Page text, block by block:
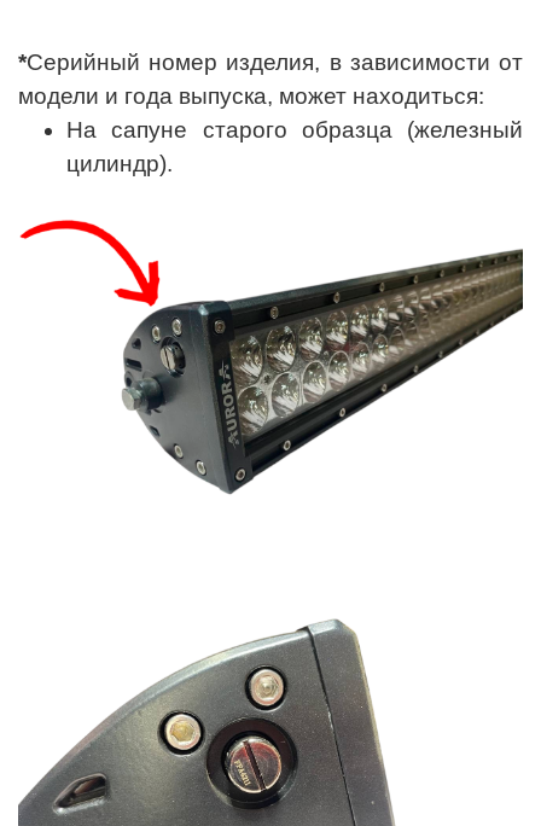
*Серийный номер изделия, в зависимости от
модели и года выпуска, может находиться:
На сапуне старого образца (железный
цилиндр).